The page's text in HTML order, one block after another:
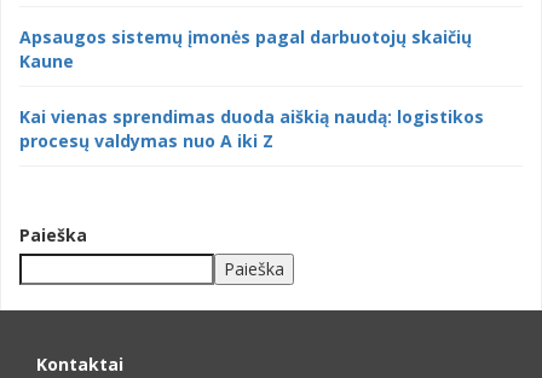
Apsaugos sistemų įmonės pagal darbuotojų skaičių
Kaune
Kai vienas sprendimas duoda aiškią naudą: logistikos
procesų valdymas nuo A iki Z
Paieška
Paieška
Kontaktai